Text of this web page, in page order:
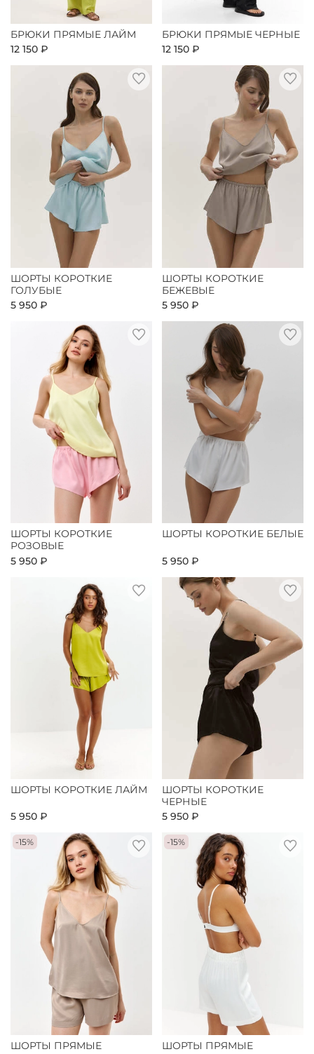
БРЮКИ ПРЯМЫЕ ЛАЙМ
12 150 ₽
БРЮКИ ПРЯМЫЕ ЧЕРНЫЕ
12 150 ₽
ШОРТЫ КОРОТКИЕ
ГОЛУБЫЕ
5 950 ₽
ШОРТЫ КОРОТКИЕ
БЕЖЕВЫЕ
5 950 ₽
ШОРТЫ КОРОТКИЕ
РОЗОВЫЕ
5 950 ₽
ШОРТЫ КОРОТКИЕ БЕЛЫЕ
5 950 ₽
ШОРТЫ КОРОТКИЕ ЛАЙМ
5 950 ₽
ШОРТЫ КОРОТКИЕ
ЧЕРНЫЕ
5 950 ₽
-15%
ШОРТЫ ПРЯМЫЕ
-15%
ШОРТЫ ПРЯМЫЕ